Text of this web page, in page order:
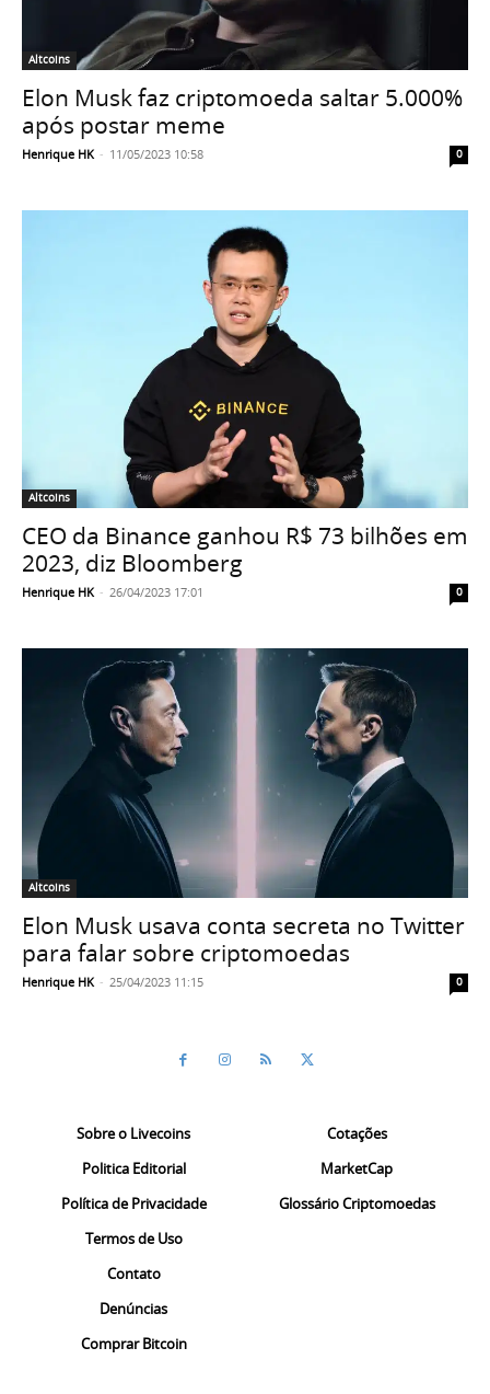
Altcoins
Elon Musk faz criptomoeda saltar 5.000%
após postar meme
Henrique HK - 11/05/2023 10:58 0
Altcoins
CEO da Binance ganhou R$ 73 bilhões em
2023, diz Bloomberg
Henrique HK - 26/04/2023 17:01 0
Altcoins
Elon Musk usava conta secreta no Twitter
para falar sobre criptomoedas
Henrique HK - 25/04/2023 11:15 0
Sobre o Livecoins
Politica Editorial
Política de Privacidade
Termos de Uso
Contato
Denúncias
Comprar Bitcoin
Cotações
MarketCap
Glossário Criptomoedas